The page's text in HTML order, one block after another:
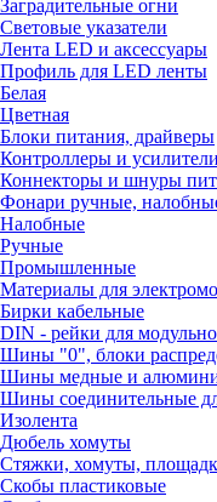
Заградительные огни
Световые указатели
Лента LED и аксессуары
Профиль для LED ленты
Белая
Цветная
Блоки питания, драйверы
Контроллеры и
Коннекторы и шнуры
Фонари ручные,
Налобные
Ручные
Промышленные
Материалы для
Бирки кабельные
DIN - рейки для
Шины "0", блоки
Шины медные и
Шины соединительные
Изолента
Дюбель хомуты
Стяжки, хомуты,
Скобы пластиковые